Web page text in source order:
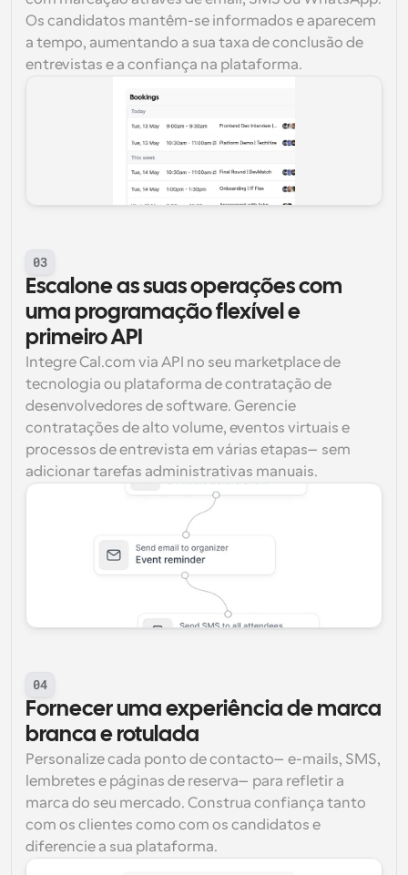
Os candidatos mantêm-se informados e aparecem
a tempo, aumentando a sua taxa de conclusão de
entrevistas e a confiança na plataforma.
03
Escalone as suas operações com
uma programação flexível e
primeiro API
Integre Cal.com via API no seu marketplace de
tecnologia ou plataforma de contratação de
desenvolvedores de software. Gerencie
contratações de alto volume, eventos virtuais e
processos de entrevista em várias etapas—sem
adicionar tarefas administrativas manuais.
04
Fornecer uma experiência de marca
branca e rotulada
Personalize cada ponto de contacto—e-mails, SMS,
lembretes e páginas de reserva—para refletir a
marca do seu mercado. Construa confiança tanto
com os clientes como com os candidatos e
diferencie a sua plataforma.